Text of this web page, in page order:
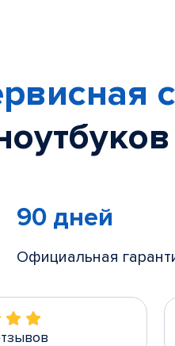
90 дней
Официальная